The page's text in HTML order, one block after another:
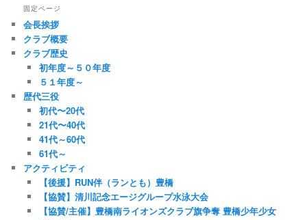
固定ページ
会長挨拶
クラブ概要
クラブ歴史
初年度～５０年度
５１年度～
歴代三役
初代〜20代
21代〜40代
41代～60代
61代～
アクティビティ
【後援】RUN伴（ランとも）豊橋
【協賛】清川記念エージグループ水泳大会
【協賛/主催】豊橋南ライオンズクラブ旗争奪 豊橋少年少女